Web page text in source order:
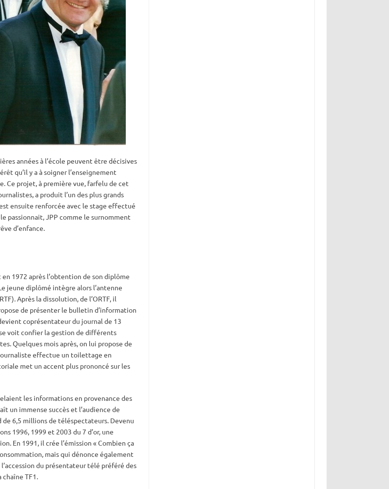
années à l’école peuvent être décisives
qu’il y a à soigner l’enseignement
Ce projet, à première vue, farfelu de cet
a produit l’un des plus grands
ensuite renforcée avec le stage effectué
passionnait, JPP comme le surnomment
d’enfance.
1972 après l’obtention de son diplôme
jeune diplômé intègre alors l’antenne
Après la dissolution, de l’ORTF, il
de présenter le bulletin d’information
coprésentateur du journal de 13
voit confier la gestion de différents
Quelques mois après, on lui propose de
effectue un toilettage en
met un accent plus prononcé sur les
les informations en provenance des
un immense succès et l’audience de
de 6,5 millions de téléspectateurs. Devenu
1996, 1999 et 2003 du 7 d’or, une
En 1991, il crée l’émission « Combien ça
mais qui dénonce également
du présentateur télé préféré des
TF1.